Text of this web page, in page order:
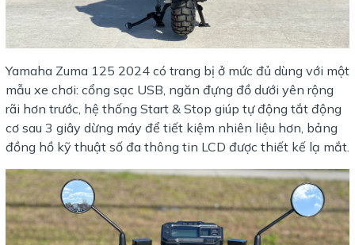
Yamaha Zuma 125 2024 có trang bị ở mức đủ dùng với một
mẫu xe chơi: cổng sạc USB, ngăn đựng đồ dưới yên rộng
rãi hơn trước, hệ thống Start & Stop giúp tự động tắt động
cơ sau 3 giây dừng máy để tiết kiệm nhiên liệu hơn, bảng
đồng hồ kỹ thuật số đa thông tin LCD được thiết kế lạ mắt.